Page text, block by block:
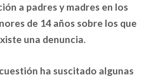
a padres y madres en los
de 14 años sobre los que
una denuncia.
ha suscitado algunas